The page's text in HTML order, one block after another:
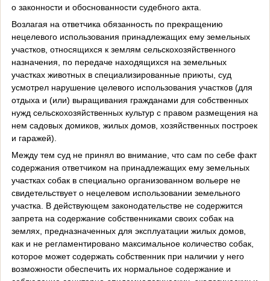
о законности и обоснованности судебного акта.
Возлагая на ответчика обязанность по прекращению
нецелевого использования принадлежащих ему земельных
участков, относящихся к землям сельскохозяйственного
назначения, по передаче находящихся на земельных
участках животных в специализированные приюты, суд
усмотрел нарушение целевого использования участков (для
отдыха и (или) выращивания гражданами для собственных
нужд сельскохозяйственных культур с правом размещения на
нем садовых домиков, жилых домов, хозяйственных построек
и гаражей).
Между тем суд не принял во внимание, что сам по себе факт
содержания ответчиком на принадлежащих ему земельных
участках собак в специально организованном вольере не
свидетельствует о нецелевом использовании земельного
участка. В действующем законодательстве не содержится
запрета на содержание собственниками своих собак на
землях, предназначенных для эксплуатации жилых домов,
как и не регламентировано максимальное количество собак,
которое может содержать собственник при наличии у него
возможности обеспечить их нормальное содержание и